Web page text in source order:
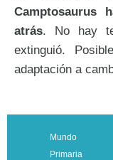
Camptosaurus
atrás. No hay
extinguió.
adaptación a
Mundo
Primaria